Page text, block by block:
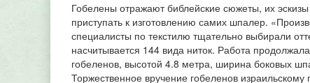
Гобелены отражают библейские сюжеты, их
приступать к изготовлению самих шпалер.
специалисты по текстилю тщательно выбирали
насчитывается 144 вида ниток. Работа
гобеленов, высотой 4.8 метра, ширина боковых
Торжественное вручение гобеленов